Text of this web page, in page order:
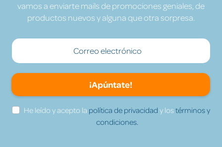
vamos a enviarte mails de promociones geniales, de
productos nuevos y alguna que otra sorpresa.
¡Apúntate!
He leído y acepto la política de privacidad y lostérminos y
condiciones.